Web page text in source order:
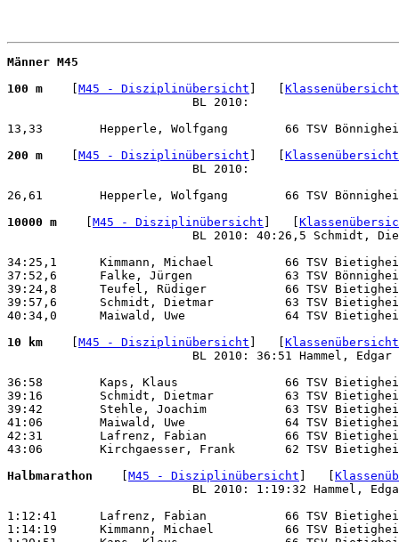
Männer M45
100 m
M45 - Disziplinübersicht
Klassenübersicht
                          BL 2010:
13,33        Hepperle, Wolfgang        66 TSV
200 m
M45 - Disziplinübersicht
Klassenübersicht
                          BL 2010:
26,61        Hepperle, Wolfgang        66 TSV
10000 m
M45 - Disziplinübersicht
BL 2010: 40:26,5 Schmidt,
34:25,1      Kimmann, Michael          66 TSV
37:52,6      Falke, Jürgen             63 TSV
39:24,8      Teufel, Rüdiger           66 TSV
39:57,6      Schmidt, Dietmar          63 TSV
40:34,0      Maiwald, Uwe              64 TSV
10 km
M45 - Disziplinübersicht
Klassenübersicht
BL 2010: 36:51 Hammel, Edgar
36:58        Kaps, Klaus               66 TSV
39:16        Schmidt, Dietmar          63 TSV
39:42        Stehle, Joachim           63 TSV
41:06        Maiwald, Uwe              64 TSV
42:31        Lafrenz, Fabian           66 TSV
43:06        Kirchgaesser, Frank       62 TSV
Halbmarathon
M45 - Disziplinübersicht
BL 2010: 1:19:32 Hammel,
1:12:41      Lafrenz, Fabian           66 TSV
1:14:19      Kimmann, Michael          66 TSV